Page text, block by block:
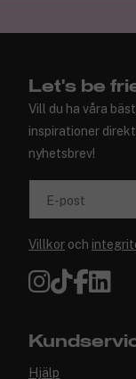
Let's be
Vill du ha våra
inspirationer
nyhetsbrev!
E-post
Villkor och
Hjälp